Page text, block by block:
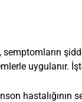
uygulanır.
hastalığının